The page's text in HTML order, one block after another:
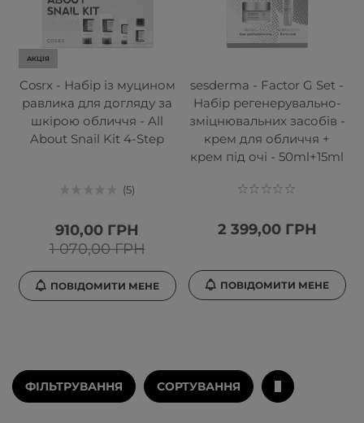
АКЦІЯ
Cosrx - Набір із муцином
равлика для догляду за
шкірою обличчя - All
About Snail Kit 4-Step
5
1 070,00 ГРН
910,00 ГРН
ПОВІДОМИТИ МЕНЕ
sesderma - Factor G Set -
Набір регенерувально-
зміцнювальних засобів -
крем для обличчя +
крем під очі - 50ml+15ml
2 399,00 ГРН
ПОВІДОМИТИ МЕНЕ
ФІЛЬТРУВАННЯ СОРТУВАННЯ